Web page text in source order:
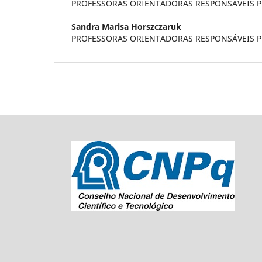
PROFESSORAS ORIENTADORAS RESPONSÁVEIS
Sandra Marisa Horszczaruk
PROFESSORAS ORIENTADORAS RESPONSÁVEIS